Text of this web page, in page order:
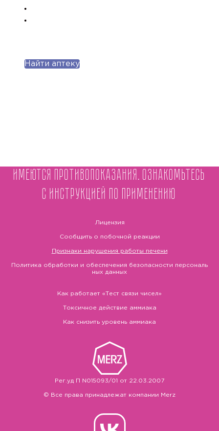
Найти аптеку
Имеются противопоказания. Ознакомьтесь
с инструкцией по применению
Рег.уд П N015093/01 от 22.03.2007
© Все права принадлежат компании Merz
Лицензия
Сообщить о побочной реакции
Признаки нарушения работы печени
Политика обработки и обеспечения безопасности персональ
ных данных
Как работает «Тест связи чисел»
Токсичное действие аммиака
Как снизить уровень аммиака